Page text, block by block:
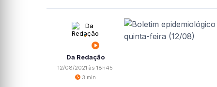
Da Redação
12/08/2021 às 18h45
3 min